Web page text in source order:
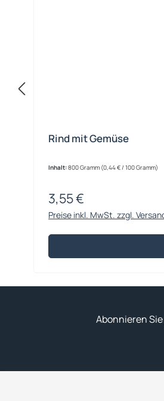
Rind mit Gemüse
Inhalt:800 Gramm (0,44 € / 100 Gramm)
Regulärer Preis:
3,55 €
Preise inkl. MwSt. zzgl.
Abonnieren